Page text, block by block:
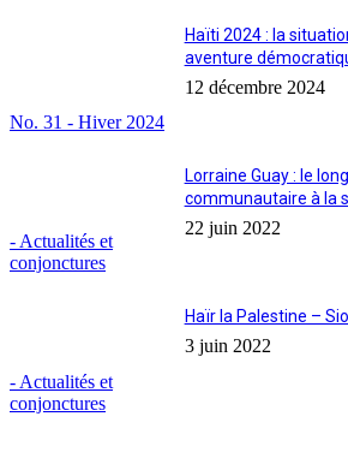
No. 31 - Hiver 2024
Haïti 2024 : la
aventure
12 décembre 2024
- Actualités et
conjonctures
Lorraine Guay : le
communautaire à la
22 juin 2022
- Actualités et
conjonctures
Haïr la Palestine –
3 juin 2022